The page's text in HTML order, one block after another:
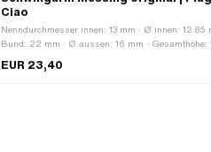
Ciao
Nenndurchmesser innen: 13 mm · Ø innen: 12.85
Bund: 22 mm · Ø aussen: 16 mm · Gesamthöhe:
EUR 23,40